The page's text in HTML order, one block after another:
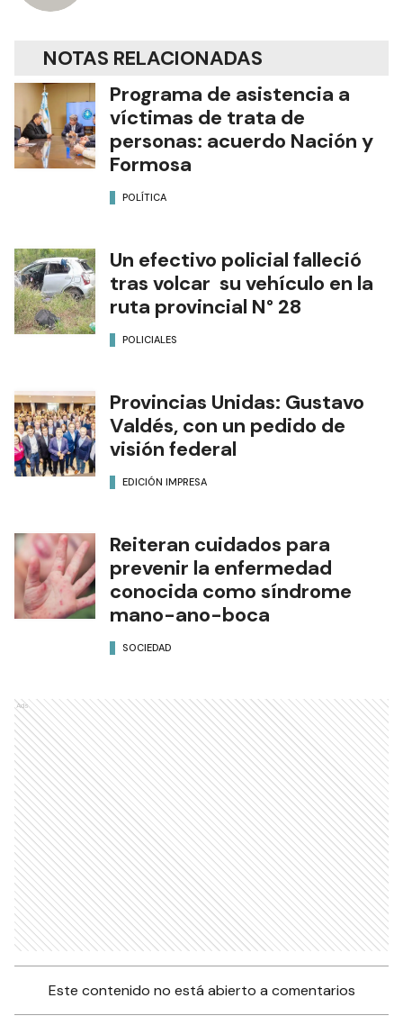
NOTAS RELACIONADAS
Programa de asistencia a
víctimas de trata de
personas: acuerdo Nación y
Formosa
POLÍTICA
Un efectivo policial falleció
tras volcar su vehículo en la
ruta provincial N° 28
POLICIALES
Provincias Unidas: Gustavo
Valdés, con un pedido de
visión federal
EDICIÓN IMPRESA
Reiteran cuidados para
prevenir la enfermedad
conocida como síndrome
mano-ano-boca
SOCIEDAD
Ads
Este contenido no está abierto a comentarios